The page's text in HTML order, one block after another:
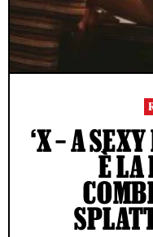
‘X – A
È